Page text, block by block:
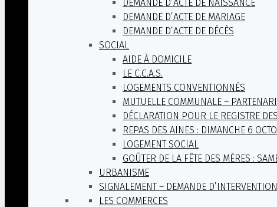
DEMANDE D’ACTE DE NAISSANCE
DEMANDE D’ACTE DE MARIAGE
DEMANDE D’ACTE DE DÉCÈS
SOCIAL
AIDE À DOMICILE
LE C.C.A.S.
LOGEMENTS CONVENTIONNÉS
MUTUELLE COMMUNALE –
DÉCLARATION POUR LE REGISTRE
REPAS DES AINES : DIMANCHE 6
LOGEMENT SOCIAL
GOÛTER DE LA FÊTE DES MÈRES :
URBANISME
SIGNALEMENT – DEMANDE
LES COMMERCES